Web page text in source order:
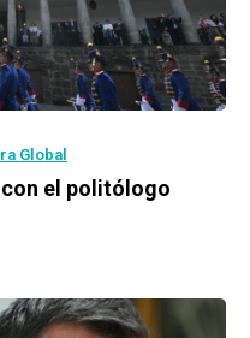
Global
el politólogo